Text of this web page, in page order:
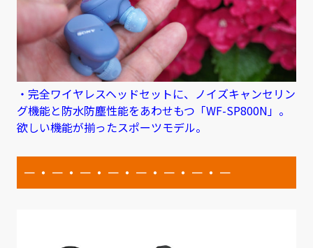
・完全ワイヤレスヘッドセットに、ノイズキャンセリン
グ機能と防水防塵性能をあわせもつ「WF-SP800N」。
欲しい機能が揃ったスポーツモデル。
－・－・－・－・－・－・－・－